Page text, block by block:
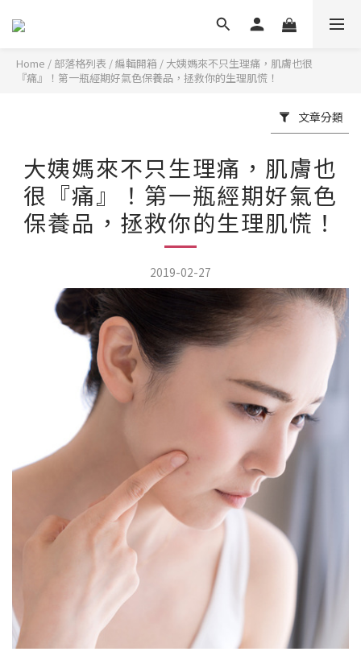
Home / 部落格列表 /編輯開箱 / 大姨媽來不只生理痛，肌膚也很
『痛』！第一瓶經期好氣色保養品，拯救你的生理肌慌！
文章分類
大姨媽來不只生理痛，肌膚也
很『痛』！第一瓶經期好氣色
保養品，拯救你的生理肌慌！
2019-02-27